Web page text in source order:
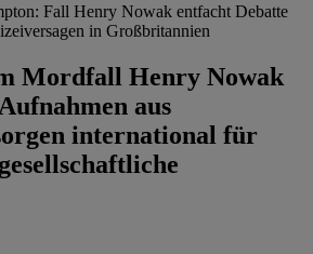
Fall Henry Nowak entfacht Debatte
in Großbritannien
Mordfall Henry Nowak
aus
international für